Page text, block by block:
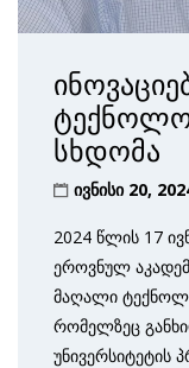
სხდომა
ივნისი 20,
2024 წლის 17
ეროვნულ
მაღალი
რომელზეც
უნივერსიტეტის